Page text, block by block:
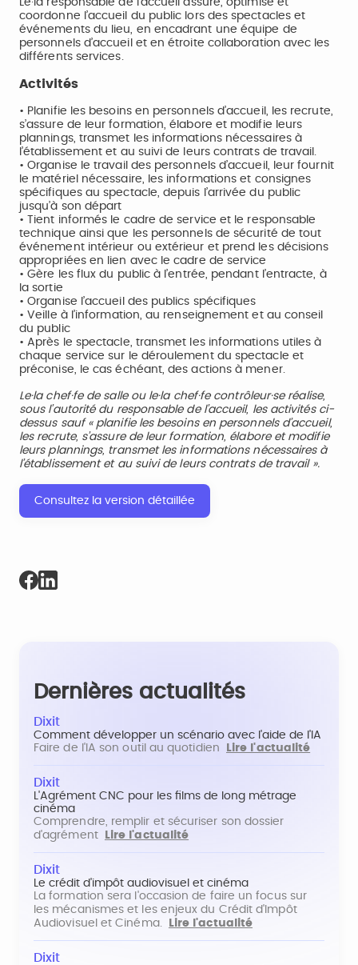
Le·la responsable de l’accueil assure, optimise et
coordonne l’accueil du public lors des spectacles et
événements du lieu, en encadrant une équipe de
personnels d’accueil et en étroite collaboration avec les
différents services.
Activités
• Planifie les besoins en personnels d’accueil, les recrute,
s’assure de leur formation, élabore et modifie leurs
plannings, transmet les informations nécessaires à
l’établissement et au suivi de leurs contrats de travail.
• Organise le travail des personnels d’accueil, leur fournit
le matériel nécessaire, les informations et consignes
spécifiques au spectacle, depuis l’arrivée du public
jusqu’à son départ
• Tient informés le cadre de service et le responsable
technique ainsi que les personnels de sécurité de tout
événement intérieur ou extérieur et prend les décisions
appropriées en lien avec le cadre de service
• Gère les flux du public à l’entrée, pendant l’entracte, à
la sortie
• Organise l’accueil des publics spécifiques
• Veille à l’information, au renseignement et au conseil
du public
• Après le spectacle, transmet les informations utiles à
chaque service sur le déroulement du spectacle et
préconise, le cas échéant, des actions à mener.
Le·la chef·fe de salle ou le·la chef·fe contrôleur·se réalise,
sous l’autorité du responsable de l’accueil, les activités ci-
dessus sauf « planifie les besoins en personnels d’accueil,
les recrute, s’assure de leur formation, élabore et modifie
leurs plannings, transmet les informations nécessaires à
l’établissement et au suivi de leurs contrats de travail ».
Consultez la version détaillée
Dernières actualités
Dixit
Comment développer un scénario avec l'aide de l'IA
Faire de l'IA son outil au quotidien
Lire l'actualité
Dixit
L'Agrément CNC pour les films de long métrage
cinéma
Comprendre, remplir et sécuriser son dossier
d'agrément
Lire l'actualité
Dixit
Le crédit d'impôt audiovisuel et cinéma
La formation sera l'occasion de faire un focus sur
les mécanismes et les enjeux du Crédit d'Impôt
Audiovisuel et Cinéma.
Lire l'actualité
Dixit